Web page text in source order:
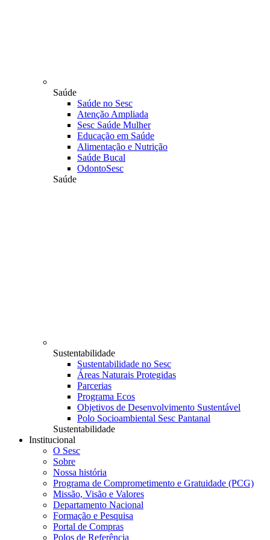
Saúde
Saúde no Sesc
Atenção Ampliada
Sesc Saúde Mulher
Educação em Saúde
Alimentação e Nutrição
Saúde Bucal
OdontoSesc
Saúde
Sustentabilidade
Sustentabilidade no Sesc
Áreas Naturais Protegidas
Parcerias
Programa Ecos
Objetivos de Desenvolvimento Sustentável
Polo Socioambiental Sesc Pantanal
Sustentabilidade
Institucional
O Sesc
Sobre
Nossa história
Programa de Comprometimento e Gratuidade (PCG)
Missão, Visão e Valores
Departamento Nacional
Formação e Pesquisa
Portal de Compras
Polos de Referência